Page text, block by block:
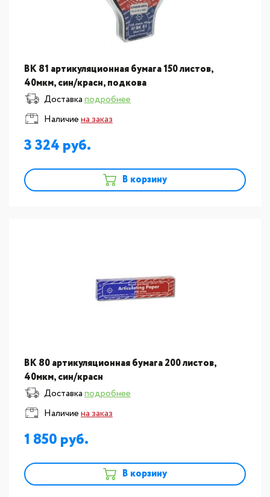
BK 81 артикуляционная бумага 150 листов,
40мкм, син/красн, подкова
Доставкаподробнее
Наличиена заказ
3 324
В корзину
BK 80 артикуляционная бумага 200 листов,
40мкм, син/красн
Доставкаподробнее
Наличиена заказ
1 850
В корзину